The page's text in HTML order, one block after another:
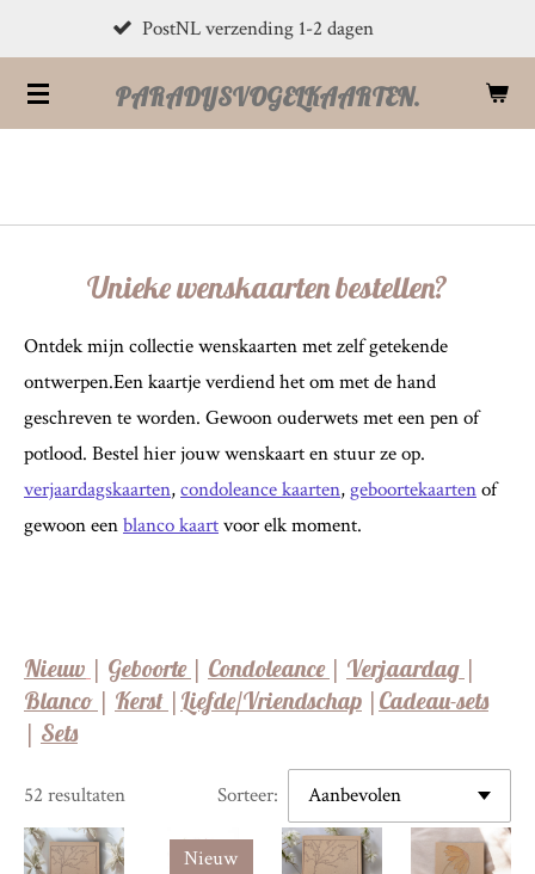
direct
naar
de
PARADIJSVOGELKAARTEN.
Veilig betalen iDeal, PayPal, Visa
Unieke wenskaarten bestellen?
Ontdek mijn collectie wenskaarten met zelf getekende
ontwerpen.Een kaartje verdiend het om met de hand
geschreven te worden. Gewoon ouderwets met een pen of
potlood. Bestel hier jouw wenskaart en stuur ze op.
verjaardagskaarten,condoleance kaarten,geboortekaartenof
gewoon eenblanco kaartvoor elk moment.
Nieuw | Geboorte | Condoleance | Verjaardag |
Blanco | Kerst | Liefde/Vriendschap | Cadeau-sets
| Sets
52 resultaten Sorteer:
Nieuw